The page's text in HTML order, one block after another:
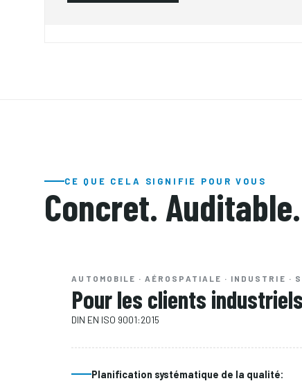
CE QUE CELA SIGNIFIE POUR VOUS
Concret.
AUTOMOBILE · AÉROSPATIALE · INDUSTRIE ·
Pour les clients
DIN EN ISO 9001:2015
Planification systématique de la qualité: